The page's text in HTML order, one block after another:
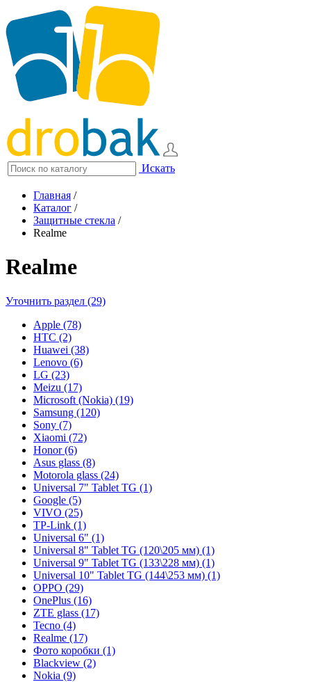
Искать
Главная /
Каталог /
Защитные стекла /
Realme
Realme
Уточнить раздел (29)
Apple (78)
HTC (2)
Huawei (38)
Lenovo (6)
LG (23)
Meizu (17)
Microsoft (Nokia) (19)
Samsung (120)
Sony (7)
Xiaomi (72)
Honor (6)
Asus glass (8)
Motorola glass (24)
Universal 7" Tablet TG (1)
Google (5)
VIVO (25)
TP-Link (1)
Universal 6" (1)
Universal 8" Tablet TG (120\205 мм) (1)
Universal 9" Tablet TG (133\228 мм) (1)
Universal 10" Tablet TG (144\253 мм) (1)
OPPO (29)
OnePlus (16)
ZTE glass (17)
Tecno (4)
Realme (17)
Фото коробки (1)
Blackview (2)
Nokia (9)